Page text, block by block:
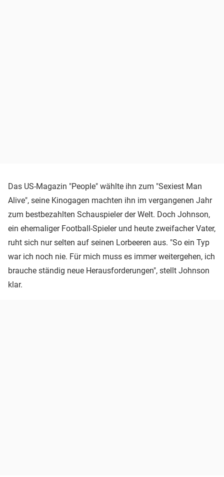
Das US-Magazin "People" wählte ihn zum "Sexiest Man
Alive", seine Kinogagen machten ihn im vergangenen Jahr
zum bestbezahlten Schauspieler der Welt. Doch Johnson,
ein ehemaliger Football-Spieler und heute zweifacher Vater,
ruht sich nur selten auf seinen Lorbeeren aus. "So ein Typ
war ich noch nie. Für mich muss es immer weitergehen, ich
brauche ständig neue Herausforderungen", stellt Johnson
klar.